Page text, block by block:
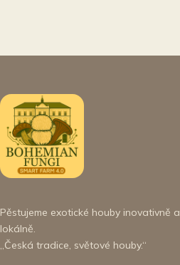
Pěstujeme exotické houby inovativně a
lokálně.
„Česká tradice, světové houby.“